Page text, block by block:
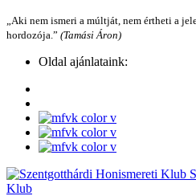
„Aki nem ismeri a múltját, nem értheti a
hordozója.” (Tamási Áron)
Oldal ajánlataink:
Klub